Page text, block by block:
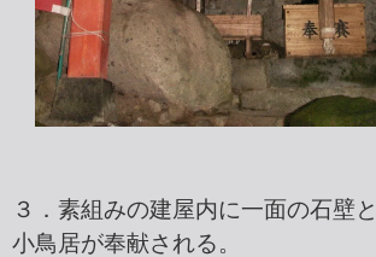
３．素組みの建屋内に一面の石壁
小鳥居が奉献される。